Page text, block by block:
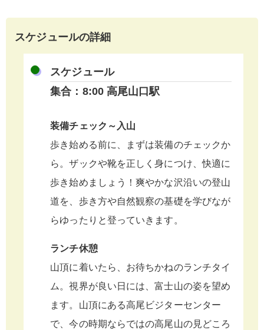
スケジュールの詳細
スケジュール
集合：8:00 高尾山口駅
装備チェック～入山
歩き始める前に、まずは装備のチェックか
ら。ザックや靴を正しく身につけ、快適に
歩き始めましょう！爽やかな沢沿いの登山
道を、歩き方や自然観察の基礎を学びなが
らゆったりと登っていきます。
ランチ休憩
山頂に着いたら、お待ちかねのランチタイ
ム。視界が良い日には、富士山の姿を望め
ます。山頂にある高尾ビジターセンター
で、今の時期ならではの高尾山の見どころ